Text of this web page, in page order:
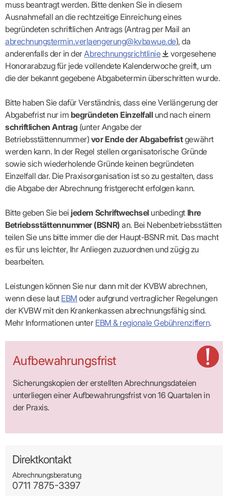
muss beantragt werden. Bitte denken Sie in diesem
Ausnahmefall an die rechtzeitige Einreichung eines
begründeten schriftlichen Antrags (Antrag per Mail an
abrechnungstermin.verlaengerung@kvbawue.de), da
anderenfalls der in derAbrechnungsrichtlinie
vorgesehene
Honorarabzug für jede vollendete Kalenderwoche greift, um
die der bekannt gegebene Abgabetermin überschritten wurde.
Bitte haben Sie dafür Verständnis, dass eine Verlängerung der
Abgabefrist nur im begründeten Einzelfallund nach einem
schriftlichen Antrag (unter Angabe der
Betriebsstättennummer) vor Ende der Abgabefristgewährt
werden kann. In der Regel stellen organisatorische Gründe
sowie sich wiederholende Gründe keinen begründeten
Einzelfall dar. Die Praxisorganisation ist so zu gestalten, dass
die Abgabe der Abrechnung fristgerecht erfolgen kann.
Bitte geben Sie beijedem Schriftwechselunbedingt Ihre
Betriebsstättennummer (BSNR)an. Bei Nebenbetriebsstätten
teilen Sie uns bitte immer die der Haupt-BSNR mit. Das macht
es für uns leichter, Ihr Anliegen zuzuordnen und zügig zu
bearbeiten.
Leistungen können Sie nur dann mit der KVBW abrechnen,
wenn diese laut EBM oder aufgrund vertraglicher Regelungen
der KVBW mit den Krankenkassen abrechnungs­fähig sind.
Mehr Informationen unter EBM & regionale Gebührenziffern.
Aufbewahrungsfrist
Sicherungskopien der erstellten Abrechnungsdateien
unterliegen einer Aufbewahrungsfrist von 16 Quartalen in
der Praxis.
Direktkontakt
Abrechnungsberatung
0711 7875-3397
KIM als sicheren Übertragungsweg zur KVBW
nutzen